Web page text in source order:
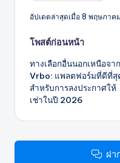
อัปเดตล่าสุดเมื่อ 8 พฤษภาค
โพสต์
นำทาง
โพสต์ก่อนหน้า
ทางเลือกอื่นนอกเหนือจาก
Vrbo: แพลตฟอร์มที่ดีที่สุ
สำหรับการลงประกาศให้
เช่าในปี 2026
ฝา